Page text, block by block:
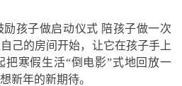
孩子做启动仪式 陪孩子做一次
己的房间开始，让它在孩子手上
把寒假生活“倒电影”式地回放一
新年的新期待。